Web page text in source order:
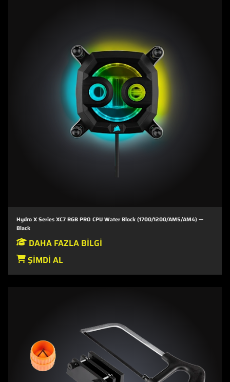
Hydro X Series XC7 RGB PRO CPU Water Block (1700/1200/AM5/AM4) —
Black
DAHA FAZLA BILGI
ŞIMDI AL